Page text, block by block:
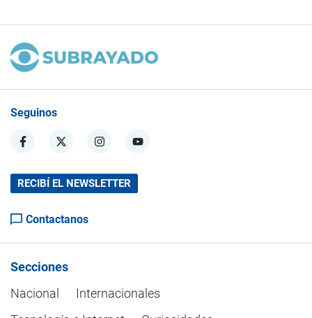
Seguinos
RECIBÍ EL NEWSLETTER
Contactanos
Secciones
Nacional
Internacionales